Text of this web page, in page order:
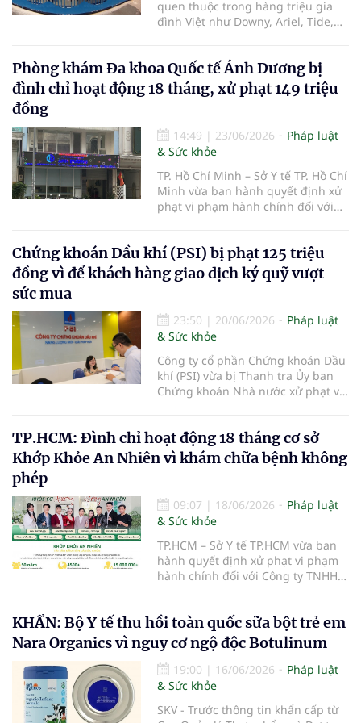
quen thuộc trong hàng triệu gia
đình Việt như Downy, Ariel, Tide,
Việt Nam (P&G Việt Nam) vừa bị Ủy
ban Cạnh tranh Quốc gia xử phạt
390 triệu đồng do có hành vi vi
người tiêu dùng.
Phòng khám Đa khoa Quốc tế Ánh Dương bị
đình chỉ hoạt động 18 tháng, xử phạt 149 triệu
đồng
14:49 | 23/06/2026
Pháp luật
& Sức khỏe
TP. Hồ Chí Minh – Sở Y tế TP. Hồ Chí
Minh vừa ban hành quyết định xử
phạt vi phạm hành chính đối với
Bệnh viện Ánh Dương, với tổng số
tiền 149 triệu đồng do nhiều vi
phạm trong hoạt động khám, chữa
Chứng khoán Dầu khí (PSI) bị phạt 125 triệu
đồng vì để khách hàng giao dịch ký quỹ vượt
sức mua
23:50 | 20/06/2026
Pháp luật
& Sức khỏe
Công ty cổ phần Chứng khoán Dầu
khí (PSI) vừa bị Thanh tra Ủy ban
Chứng khoán Nhà nước xử phạt vi
khoán.
TP.HCM: Đình chỉ hoạt động 18 tháng cơ sở
Khớp Khỏe An Nhiên vì khám chữa bệnh không
phép
09:07 | 18/06/2026
Pháp luật
& Sức khỏe
TP.HCM – Sở Y tế TP.HCM vừa ban
hành quyết định xử phạt vi phạm
hành chính đối với Công ty TNHH
vụ khám bệnh, chữa bệnh khi chưa
được cấp giấy phép hoạt động
theo quy định của pháp luật.
KHẨN: Bộ Y tế thu hồi toàn quốc sữa bột trẻ em
Nara Organics vì nguy cơ ngộ độc Botulinum
19:00 | 16/06/2026
Pháp luật
& Sức khỏe
SKV - Trước thông tin khẩn cấp từ